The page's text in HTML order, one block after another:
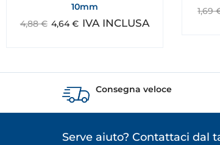
10mm
4,88€ 4,64€ IVA INCLUSA
1,69
Consegna veloce
Serve aiuto? Contattaci dal